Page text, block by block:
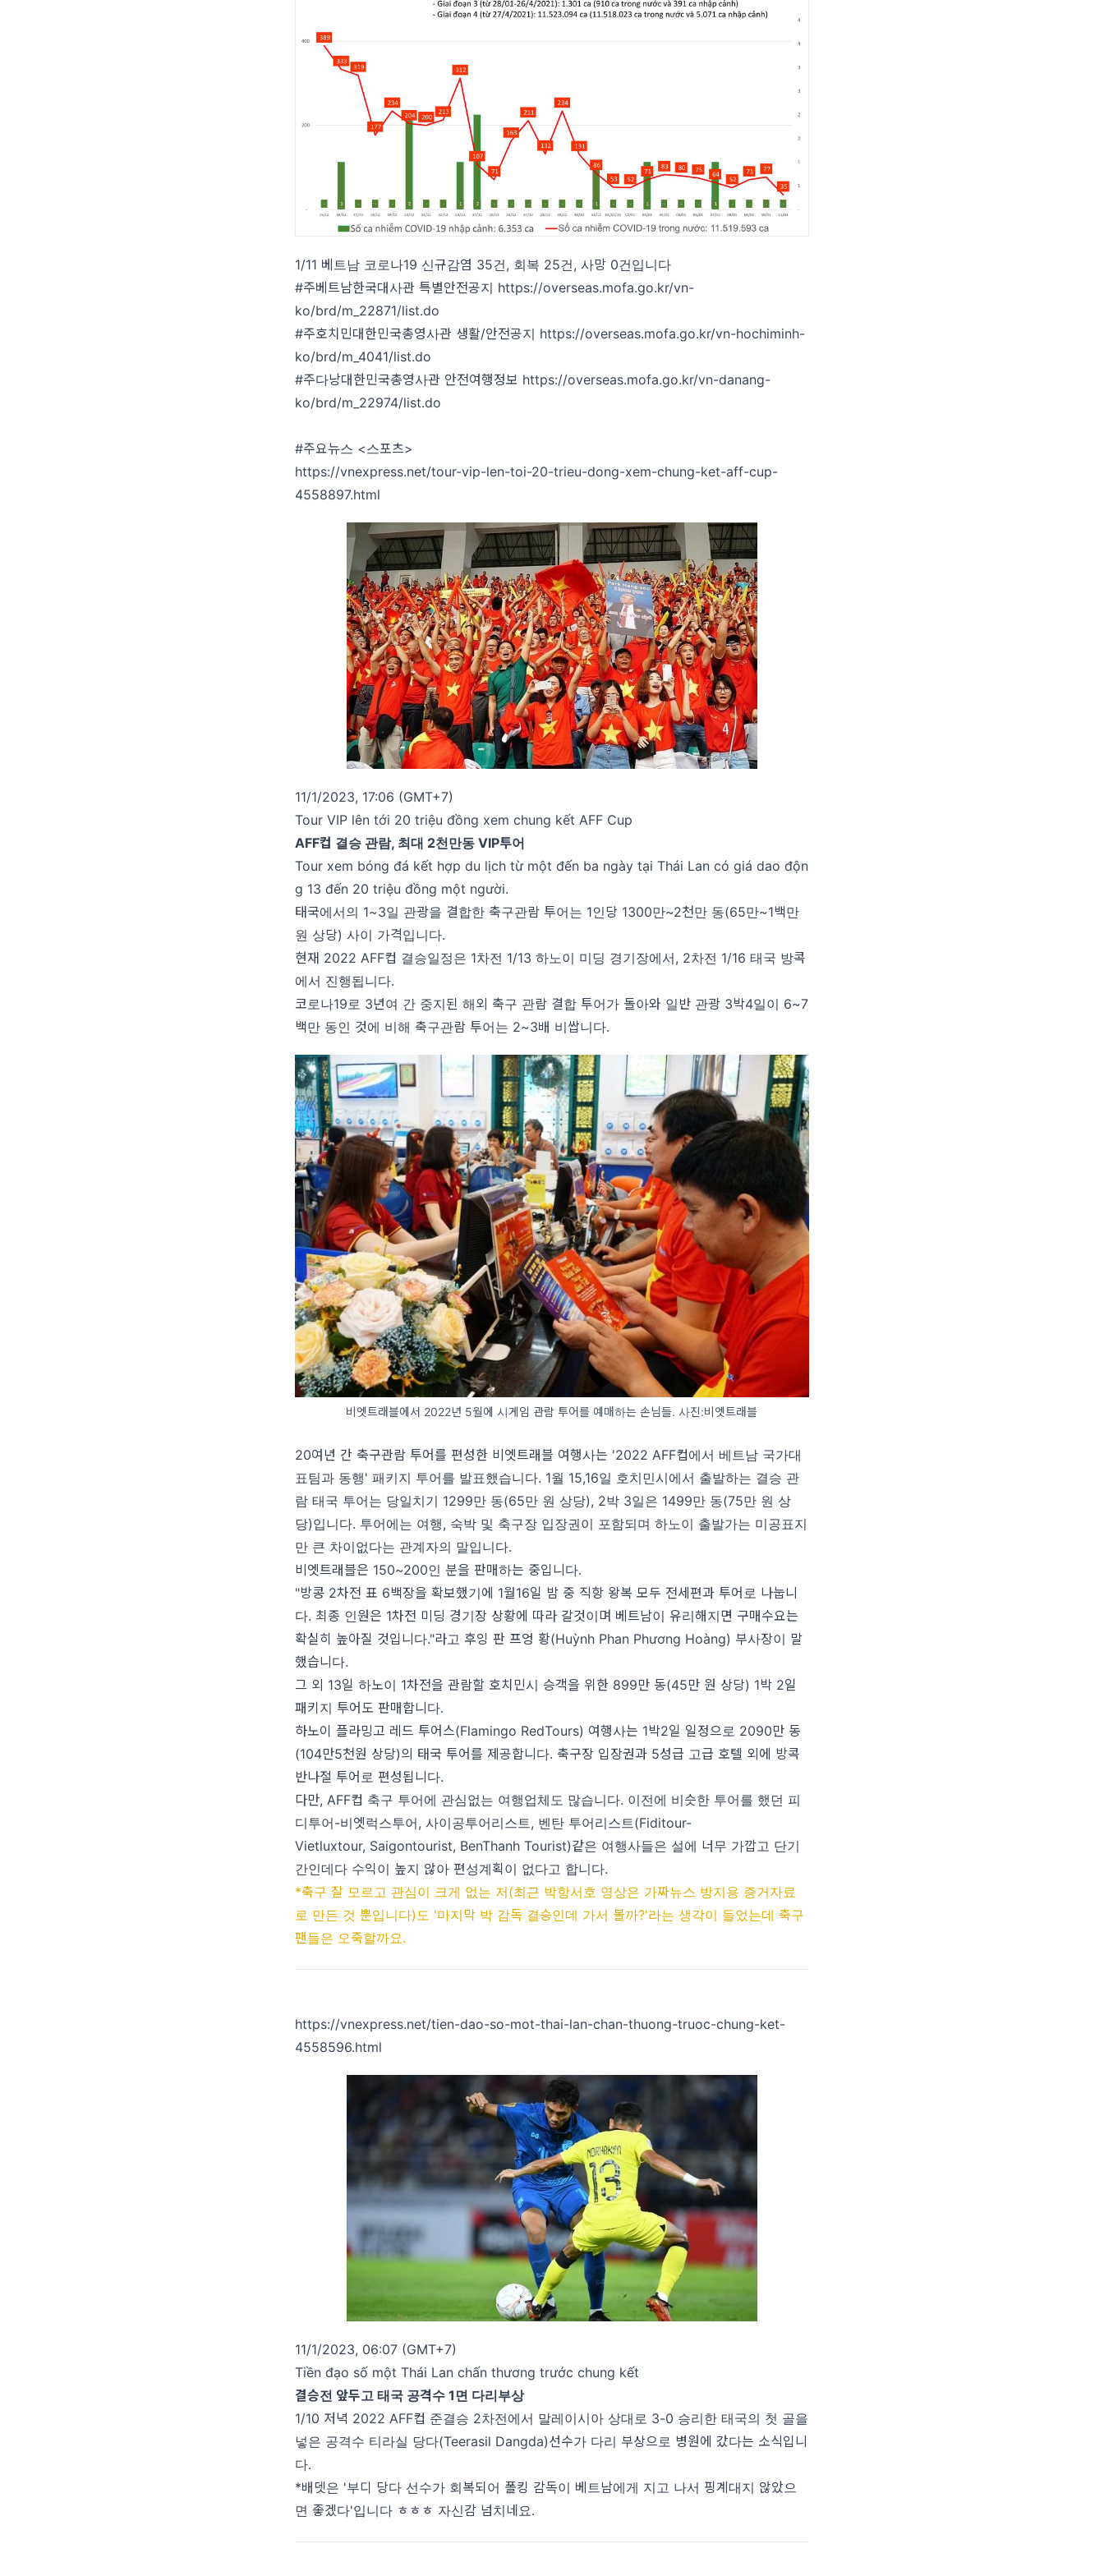
1/11 베트남 코로나19 신규감염 35건, 회복 25건, 사망 0건입니다
#주베트남한국대사관 특별안전공지 https://overseas.mofa.go.kr/vn-
ko/brd/m_22871/list.do
#주호치민대한민국총영사관 생활/안전공지 https://overseas.mofa.go.kr/vn-hochiminh-
ko/brd/m_4041/list.do
#주다낭대한민국총영사관 안전여행정보 https://overseas.mofa.go.kr/vn-danang-
ko/brd/m_22974/list.do
#주요뉴스 <스포츠>
https://vnexpress.net/tour-vip-len-toi-20-trieu-dong-xem-chung-ket-aff-cup-
4558897.html
11/1/2023, 17:06 (GMT+7)
Tour VIP lên tới 20 triệu đồng xem chung kết AFF Cup
AFF컵 결승 관람, 최대 2천만동 VIP투어
Tour xem bóng đá kết hợp du lịch từ một đến ba ngày tại Thái Lan có giá dao độn
g 13 đến 20 triệu đồng một người.
태국에서의 1~3일 관광을 결합한 축구관람 투어는 1인당 1300만~2천만 동(65만~1백만
원 상당) 사이 가격입니다.
현재 2022 AFF컵 결승일정은 1차전 1/13 하노이 미딩 경기장에서, 2차전 1/16 태국 방콕
에서 진행됩니다.
코로나19로 3년여 간 중지된 해외 축구 관람 결합 투어가 돌아와 일반 관광 3박4일이 6~7
백만 동인 것에 비해 축구관람 투어는 2~3배 비쌉니다.
비엣트래블에서 2022년 5월에 시게임 관람 투어를 예매하는 손님들. 사진:비엣트래블
20여년 간 축구관람 투어를 편성한 비엣트래블 여행사는 '2022 AFF컵에서 베트남 국가대
표팀과 동행' 패키지 투어를 발표했습니다. 1월 15,16일 호치민시에서 출발하는 결승 관
람 태국 투어는 당일치기 1299만 동(65만 원 상당), 2박 3일은 1499만 동(75만 원 상
당)입니다. 투어에는 여행, 숙박 및 축구장 입장권이 포함되며 하노이 출발가는 미공표지
만 큰 차이없다는 관계자의 말입니다.
비엣트래블은 150~200인 분을 판매하는 중입니다.
"방콩 2차전 표 6백장을 확보했기에 1월16일 밤 중 직항 왕복 모두 전세편과 투어로 나눕니
다. 최종 인원은 1차전 미딩 경기장 상황에 따라 갈것이며 베트남이 유리해지면 구매수요는
확실히 높아질 것입니다."라고 후잉 판 프엉 황(Huỳnh Phan Phương Hoàng) 부사장이 말
했습니다.
그 외 13일 하노이 1차전을 관람할 호치민시 승객을 위한 899만 동(45만 원 상당) 1박 2일
패키지 투어도 판매합니다.
하노이 플라밍고 레드 투어스(Flamingo RedTours) 여행사는 1박2일 일정으로 2090만 동
(104만5천원 상당)의 태국 투어를 제공합니다. 축구장 입장권과 5성급 고급 호텔 외에 방콕
반나절 투어로 편성됩니다.
다만, AFF컵 축구 투어에 관심없는 여행업체도 많습니다. 이전에 비슷한 투어를 했던 피
디투어-비엣럭스투어, 사이공투어리스트, 벤탄 투어리스트(Fiditour-
Vietluxtour, Saigontourist, BenThanh Tourist)같은 여행사들은 설에 너무 가깝고 단기
간인데다 수익이 높지 않아 편성계획이 없다고 합니다.
*축구 잘 모르고 관심이 크게 없는 저(최근 박항서호 영상은 가짜뉴스 방지용 증거자료
로 만든 것 뿐입니다)도 '마지막 박 감독 결승인데 가서 볼까?'라는 생각이 들었는데 축구
팬들은 오죽할까요.
https://vnexpress.net/tien-dao-so-mot-thai-lan-chan-thuong-truoc-chung-ket-
4558596.html
11/1/2023, 06:07 (GMT+7)
Tiền đạo số một Thái Lan chấn thương trước chung kết
결승전 앞두고 태국 공격수 1면 다리부상
1/10 저녁 2022 AFF컵 준결승 2차전에서 말레이시아 상대로 3-0 승리한 태국의 첫 골을
넣은 공격수 티라실 당다(Teerasil Dangda)선수가 다리 부상으로 병원에 갔다는 소식입니
다.
*배뎃은 '부디 당다 선수가 회복되어 폴킹 감독이 베트남에게 지고 나서 핑계대지 않았으
면 좋겠다'입니다 ㅎㅎㅎ 자신감 넘치네요.